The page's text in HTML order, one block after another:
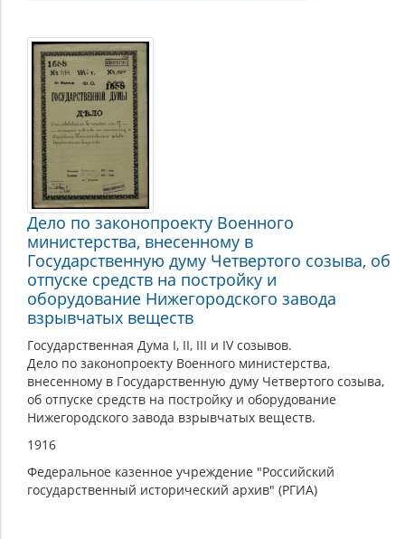
Дело по законопроекту Военного
министерства, внесенному в
Государственную думу Четвертого созыва, об
отпуске средств на постройку и
оборудование Нижегородского завода
взрывчатых веществ
Государственная Дума I, II, III и IV созывов.
Дело по законопроекту Военного министерства,
внесенному в Государственную думу Четвертого созыва,
об отпуске средств на постройку и оборудование
Нижегородского завода взрывчатых веществ.
1916
Федеральное казенное учреждение "Российский
государственный исторический архив" (РГИА)